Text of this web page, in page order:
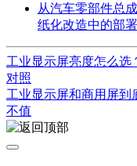
从汽车零部件总
纸化改造中的部
工业显示屏亮度怎么选
对照
工业显示屏和商用屏到
不值